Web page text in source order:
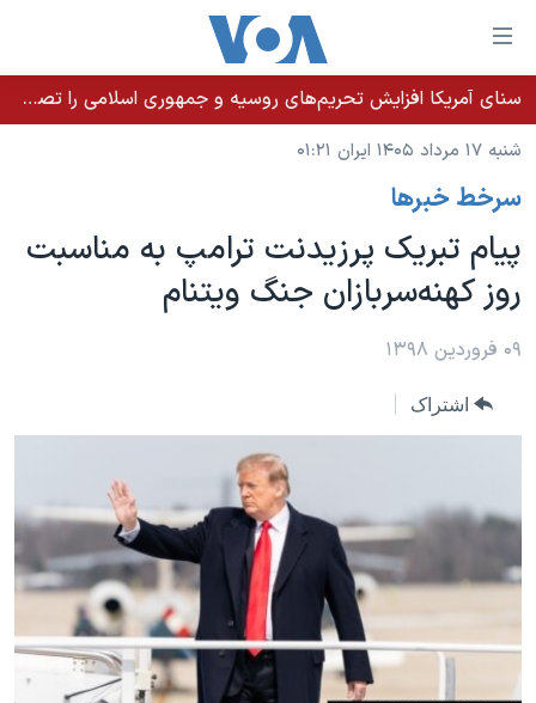
لینکهای
قابل
دسترسی
جهش
محتوای
اصلی
جهش
به
صفحه
جهش
به
خانه
نسخه سبک وب‌سایت
موضوع ها
ایران
آمریکا
جهان
ویدیوها
فرهنگ و زندگی
اقتصادی
برنامه های تلویزیونی
جدول برنامه ها
صفحه‌های ویژه
بایگانی برنامه‌های تلویزیونی
انتخابات ریاست جمهوری آمریکا ۲۰۲۴
حمله جمهوری اسلامی به اسرائیل
فرکانس‌های صدای آمریکا
پخش رادیویی
سنای آمریکا افزایش تحریم‌های روسیه و جمهوری اسلامی را تصویب کرد؛ زلنسکی از این اقدام تشکر کرد
شنبه ۱۷ مرداد ۱۴۰۵ ایران ۰۱:۲۱
سرخط خبرها
پیام تبریک پرزیدنت ترامپ به مناسبت
روز کهنه‌سربازان جنگ ویتنام
۰۹ فروردین ۱۳۹۸
اشتراک